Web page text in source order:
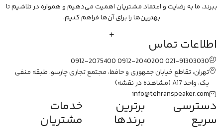
ببرند. ما به رضایت و اعتماد مشتریان اهمیت می‌دهیم و همواره در تلاشیم تا
بهترین‌ها را برای آن‌ها فراهم کنیم.
اطلاعات تماس
021-91303030
0912-2040200
0912-2075400
تهران، تقاطع خیابان جمهوری و حافظ، مجتمع تجاری چارسو، طبقه منفی
یک، واحد A17
(مشاهده در نقشه)
info@tehranspeaker.com
دسترسی
سریع
برترین
برندها
خدمات
مشتریان